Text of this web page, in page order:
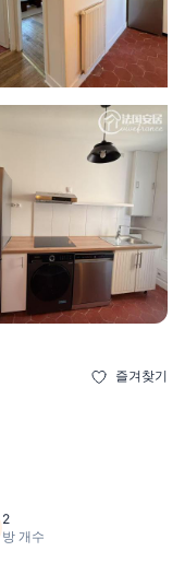
즐겨찾기
2
방 개수